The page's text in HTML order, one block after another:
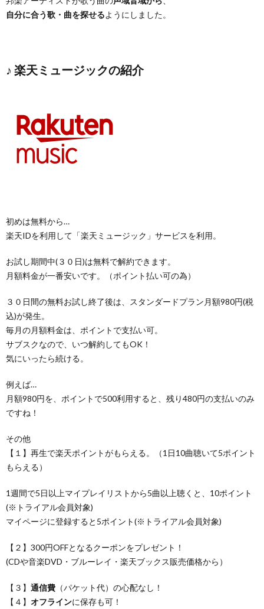
自分に合う歌・曲を探せるようにしました。
♪ 楽天ミュージックの紹介
初めは無料から…
楽天IDを利用して「楽天ミュージック」サービスを利用。
お試し期間中(３０日)は無料で解約できます。
月額料金が一番安いです。（ポイント払い可の為）
３０日間の無料お試し終了後は、スタンダードプラン月額980円(税
込)が発生。
毎月の月額料金は、ポイントで支払い可。
サブスクなので、いつ解約してもOK！
気にいったら続ける。
例えば…
月額980円を、ポイントで500利用すると、残り480円の支払いのみ
ですね！
その他
【１】再生で楽天ポイントがもらえる。（1日10曲聴いて5ポイント
もらえる）
1週間で5日以上マイプレイリストから5曲以上聴くと、10ポイント
(※トライアル会員対象)
マイページに登録すると5ポイント(※トライアル会員対象)
【２】300円OFFとなるクーポンをプレゼント！
(CDや音楽DVD・ブルーレイ・楽天ブックス販売価格から）
【３】 通信費 （パケット代）の心配なし！
【４】 オフラインに保存も可！